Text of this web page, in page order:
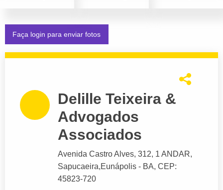
Faça login para enviar fotos
Delille Teixeira &
Advogados
Associados
Avenida Castro Alves, 312, 1 ANDAR,
Sapucaeira,Eunápolis - BA, CEP:
45823-720